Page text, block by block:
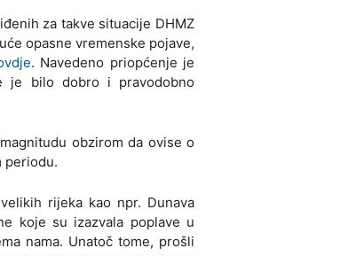
za takve situacije DHMZ
opasne vremenske pojave,
. Navedeno priopćenje je
je bilo dobro i pravodobno
obzirom da ovise o
periodu.
rijeka kao npr. Dunava
koje su izazvala poplave u
nama. Unatoč tome, prošli